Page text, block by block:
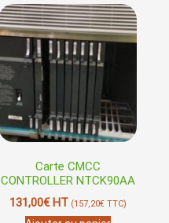
Carte CMCC
CONTROLLER NTCK90AA
131,00€HT (157,20€TTC)